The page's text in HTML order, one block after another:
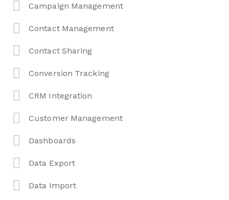
Campaign Management
Contact Management
Contact Sharing
Conversion Tracking
CRM Integration
Customer Management
Dashboards
Data Export
Data Import